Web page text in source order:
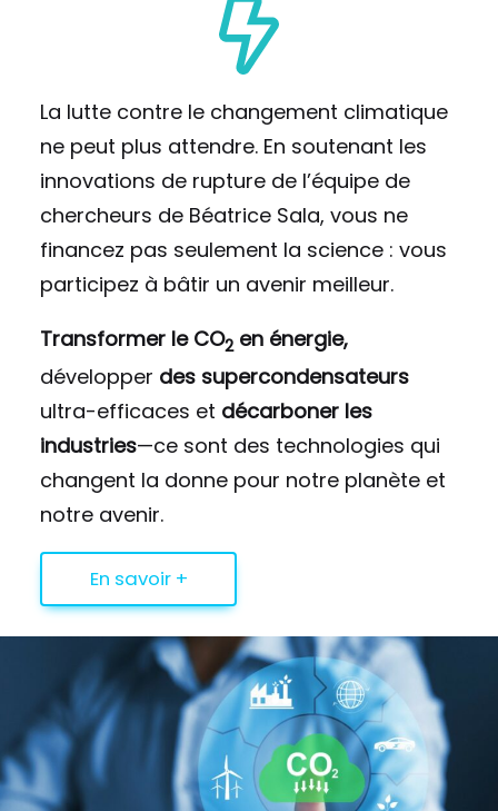
La lutte contre le changement climatique
ne peut plus attendre. En soutenant les
innovations de rupture de l’équipe de
chercheurs de Béatrice Sala, vous ne
financez pas seulement la science : vous
participez à bâtir un avenir meilleur.
Transformer le CO2 en énergie,
développer des supercondensateurs
ultra-efficaces et décarboner les
industries—ce sont des technologies qui
changent la donne pour notre planète et
notre avenir.
En savoir +